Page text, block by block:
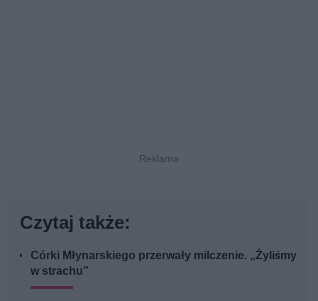
Czytaj także:
Córki Młynarskiego przerwały milczenie. „Żyliśmy
w strachu”